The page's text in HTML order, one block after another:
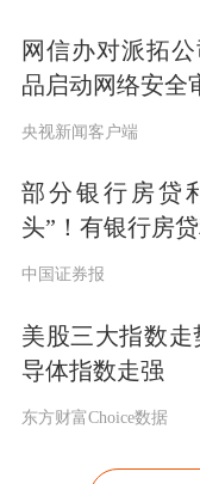
从2016年10
要转型为一家
这条赛道上
但另一面是
迟缓，以及
这些难题目
网信办对派拓
品启动网络安全
央视新闻客户端
部分银行房贷
头”！有银行房
中国证券报
美股三大指数
导体指数走强
东方财富Choice数据